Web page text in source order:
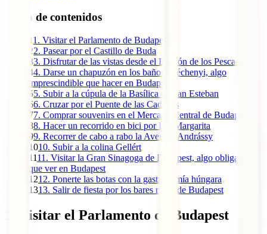
Tabla de contenidos
11. Visitar el Parlamento de Budapest
22. Pasear por el Castillo de Buda
33. Disfrutar de las vistas desde el Bastión de los Pescadores
44. Darse un chapuzón en los baños Széchenyi, algo
imprescindible que hacer en Budapest
55. Subir a la cúpula de la Basílica de San Esteban
66. Cruzar por el Puente de las Cadenas
77. Comprar souvenirs en el Mercado Central de Budapest
88. Hacer un recorrido en bici por Isla Margarita
99. Recorrer de cabo a rabo la Avenida Andrássy
1010. Subir a la colina Gellért
1111. Visitar la Gran Sinagoga de Budapest, algo obligatorio
que ver en Budapest
1212. Ponerte las botas con la gastronomía húngara
1313. Salir de fiesta por los bares ruina de Budapest
1. Visitar el Parlamento de Budapest